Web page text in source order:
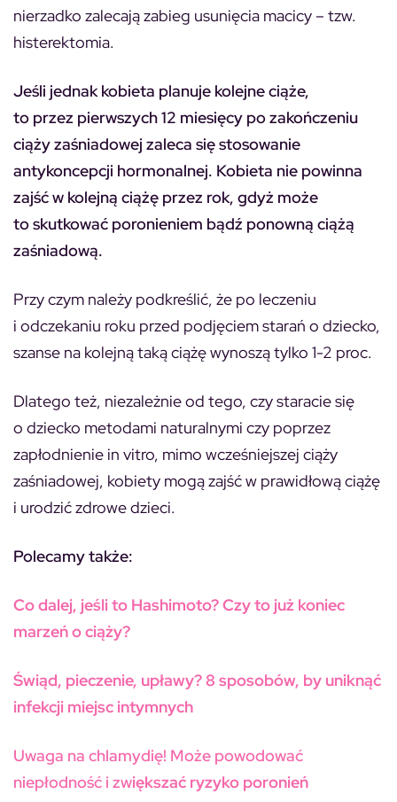
nierzadko zalecają zabieg usunięcia macicy – tzw.
histerektomia.
Jeśli jednak kobieta planuje kolejne ciąże,
to przez pierwszych 12 miesięcy po zakończeniu
ciąży zaśniadowej zaleca się stosowanie
antykoncepcji hormonalnej. Kobieta nie powinna
zajść w kolejną ciążę przez rok, gdyż może
to skutkować poronieniem bądź ponowną ciążą
zaśniadową.
Przy czym należy podkreślić, że po leczeniu
i odczekaniu roku przed podjęciem starań o dziecko,
szanse na kolejną taką ciążę wynoszą tylko 1-2 proc.
Dlatego też, niezależnie od tego, czy staracie się
o dziecko metodami naturalnymi czy poprzez
zapłodnienie in vitro, mimo wcześniejszej ciąży
zaśniadowej, kobiety mogą zajść w prawidłową ciążę
i urodzić zdrowe dzieci.
Polecamy także:
Co dalej, jeśli to Hashimoto? Czy to już koniec
marzeń o ciąży?
Świąd, pieczenie, upławy? 8 sposobów, by uniknąć
infekcji miejsc intymnych
Uwaga na chlamydię! Może powodować
niepłodność i zwiększać ryzyko poronień